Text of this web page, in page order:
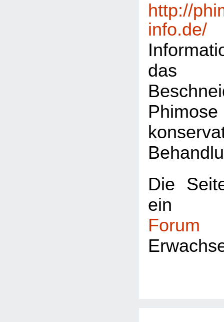
http://
info.de/
das
Die
Forum